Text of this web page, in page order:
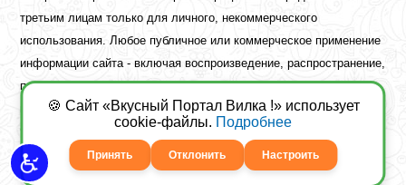
третьим лицам только для личного, некоммерческого
использования. Любое публичное или коммерческое применение
информации сайта - включая воспроизведение, распространение,
публикацию или обработку - возможно лишь при наличии
предварительного письменного разрешения правообладателя.
Copyright ©2026 Вкусный Портал Вилка
Сайт построенfreebrush.net
🍪 Сайт «Вкусный Портал Вилка !» использует
cookie-файлы. Подробнее
Принять Отклонить Настроить